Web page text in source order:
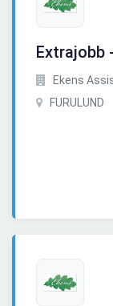
Extrajobb
Ekens
FURULUND